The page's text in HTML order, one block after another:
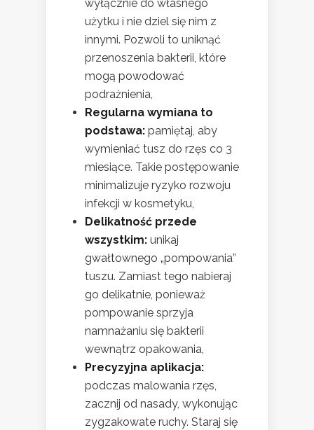
wyłącznie do własnego
użytku i nie dziel się nim z
innymi. Pozwoli to uniknąć
przenoszenia bakterii, które
mogą powodować
podrażnienia,
Regularna wymiana to
podstawa: pamiętaj, aby
wymieniać tusz do rzęs co 3
miesiące. Takie postępowanie
minimalizuje ryzyko rozwoju
infekcji w kosmetyku,
Delikatność przede
wszystkim: unikaj
gwałtownego „pompowania”
tuszu. Zamiast tego nabieraj
go delikatnie, ponieważ
pompowanie sprzyja
namnażaniu się bakterii
wewnątrz opakowania,
Precyzyjna aplikacja:
podczas malowania rzęs,
zacznij od nasady, wykonując
zygzakowate ruchy. Staraj się